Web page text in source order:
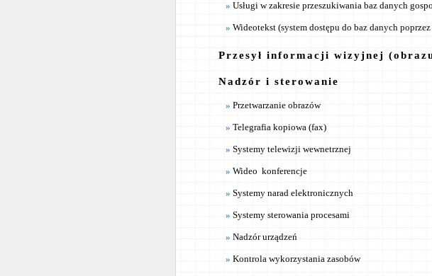
Usługi w zakresie przeszukiwania baz danych
Wideotekst (system dostępu do baz danych
Przesył informacji wizyjnej
Nadzór i sterowanie
Przetwarzanie obrazów
Telegrafia kopiowa (fax)
Systemy telewizji wewnetrznej
Wideo ­ konferencje
Systemy narad elektronicznych
Systemy sterowania procesami
Nadzór urządzeń
Kontrola wykorzystania zasobów